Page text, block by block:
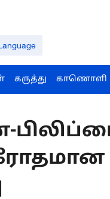
கருத்து காணொளி